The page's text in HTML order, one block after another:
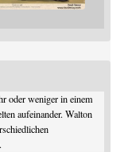
oder weniger in einem
aufeinander. Walton